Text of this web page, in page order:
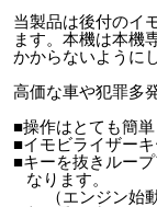
当製品は後付のイ
ます。本機は本機
かからないように
高価な車や犯罪多
■操作はとても簡単
■イモビライザーキ
■キーを抜きルー
なります。
（エンジン始動